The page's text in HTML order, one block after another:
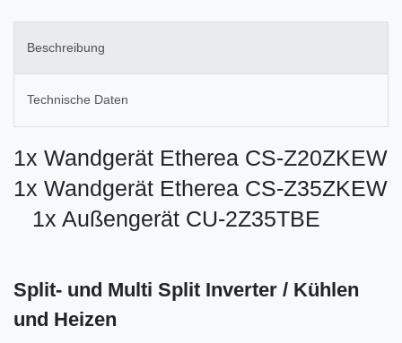
Beschreibung
Technische Daten
1x Wandgerät Etherea CS-Z20ZKEW
1x Wandgerät Etherea CS-Z35ZKEW
1x Außengerät CU-2Z35TBE
Split- und Multi Split Inverter / Kühlen
und Heizen